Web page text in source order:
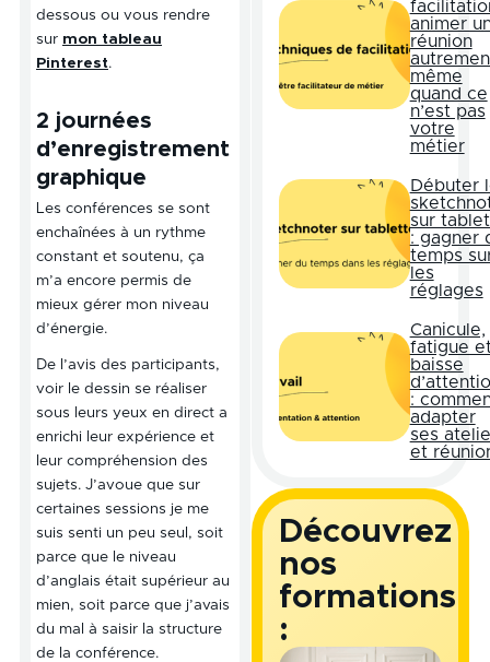
dessous ou vous rendre
sur mon tableau
Pinterest.
2 journées
d’enregistrement
graphique
Les conférences se sont
enchaînées à un rythme
constant et soutenu, ça
m’a encore permis de
mieux gérer mon niveau
d’énergie.
De l’avis des participants,
voir le dessin se réaliser
sous leurs yeux en direct a
enrichi leur expérience et
leur compréhension des
sujets. J’avoue que sur
certaines sessions je me
suis senti un peu seul, soit
parce que le niveau
d’anglais était supérieur au
mien, soit parce que j’avais
du mal à saisir la structure
de la conférence.
animer
réunion
même
quand ce
n’est pas
votre
métier
Débuter
sur
: gagner
temps
les
réglages
Canicule,
fatigue
baisse
:
adapter
ses
et
Découvrez
nos
formations
: